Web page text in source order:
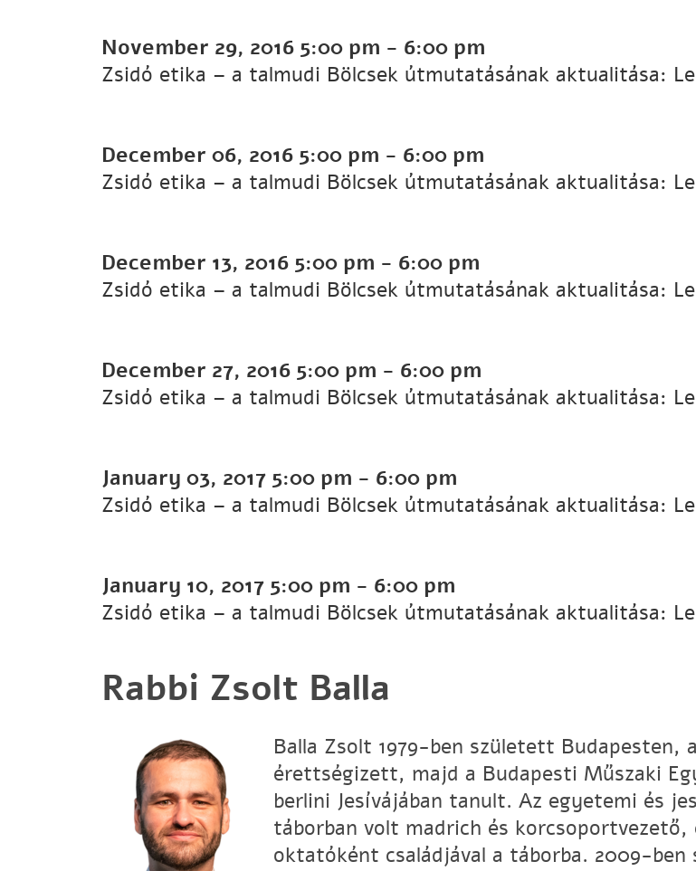
November 29, 2016 5:00 pm - 6:00 pm
Zsidó etika – a talmudi Bölcsek útmutatásának aktualitása:
December 06, 2016 5:00 pm - 6:00 pm
Zsidó etika – a talmudi Bölcsek útmutatásának aktualitása:
December 13, 2016 5:00 pm - 6:00 pm
Zsidó etika – a talmudi Bölcsek útmutatásának aktualitása:
December 27, 2016 5:00 pm - 6:00 pm
Zsidó etika – a talmudi Bölcsek útmutatásának aktualitása:
January 03, 2017 5:00 pm - 6:00 pm
Zsidó etika – a talmudi Bölcsek útmutatásának aktualitása:
January 10, 2017 5:00 pm - 6:00 pm
Zsidó etika – a talmudi Bölcsek útmutatásának aktualitása:
Rabbi Zsolt Balla
Balla Zsolt 1979-ben született Budapesten,
érettségizett, majd a Budapesti Műszaki
berlini Jesívájában tanult. Az egyetemi és
táborban volt madrich és korcsoportvezető,
oktatóként családjával a táborba. 2009-